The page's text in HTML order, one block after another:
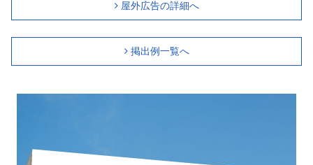
屋外広告の詳細へ
掲出例一覧へ